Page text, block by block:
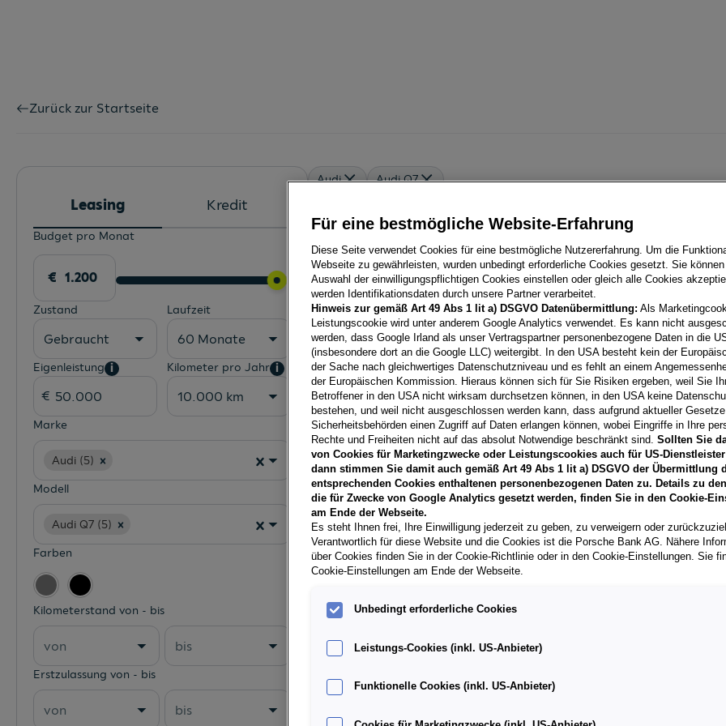
Zurück zur Startseite
Leasing Kredit
Budget pro Monat
Zustand
Gebraucht
Laufzeit
60 Monate
Eigenleistung i Kilometer pro Jahr i
10.000 km
Marke
Audi (5)
Modell
Audi Q7 (5)
Farben
Kilometerstand von - bis
von bis
Erstzulassung von - bis
von bis
Audi Audi Q7
5 aktuelle Leasing Angebote:
Q7 55 TFSI e quattro
2500 Baden ,
Erstzulassung
11/2025
Leistung
340 PS (251
Kilometerstand
16.830 km
Kraftstoffart
Hybridantrieb
(Plug-in-
Fahrzeug & Finanzierung
Q7 50 TDI quattro
6441 Umhausen, Tirol
Erstzulassung
06/2024
Q7 55 TFSI e quattro
Für eine bestmögliche Website-Erfahrung
Diese Seite verwendet Cookies für eine bestmögliche Nutzererfahrung. Um die
Webseite zu gewährleisten, wurden unbedingt erforderliche Cookies gesetzt. Sie
Auswahl der einwilligungspflichtigen Cookies einstellen oder gleich alle Cookies
werden Identifikationsdaten durch unsere Partner verarbeitet.
Hinweis zur gemäß Art 49 Abs 1 lit a) DSGVO Datenübermittlung: Als
Leistungscookie wird unter anderem Google Analytics verwendet. Es kann nicht
werden, dass Google Irland als unser Vertragspartner personenbezogene Daten in die
(insbesondere dort an die Google LLC) weitergibt. In den USA besteht kein der
der Sache nach gleichwertiges Datenschutzniveau und es fehlt an einem
der Europäischen Kommission. Hieraus können sich für Sie Risiken ergeben, weil Sie
Betroffener in den USA nicht wirksam durchsetzen können, in den USA keine
bestehen, und weil nicht ausgeschlossen werden kann, dass aufgrund aktueller
Sicherheitsbehörden einen Zugriff auf Daten erlangen können, wobei Eingriffe in Ihre
Rechte und Freiheiten nicht auf das absolut Notwendige beschränkt sind. Sollten Sie
von Cookies für Marketingzwecke oder Leistungscookies auch für US-
dann stimmen Sie damit auch gemäß Art 49 Abs 1 lit a) DSGVO der Übermittlung
entsprechenden Cookies enthaltenen personenbezogenen Daten zu. Details zu
die für Zwecke von Google Analytics gesetzt werden, finden Sie in den Cookie-
am Ende der Webseite.
Es steht Ihnen frei, Ihre Einwilligung jederzeit zu geben, zu verweigern oder
Verantwortlich für diese Website und die Cookies ist die Porsche Bank AG. Nähere
über Cookies finden Sie in der Cookie-Richtlinie oder in den Cookie-Einstellungen. Sie
Cookie-Einstellungen am Ende der Webseite.
Unbedingt erforderliche Cookies
Leistungs-Cookies (inkl. US-Anbieter)
Funktionelle Cookies (inkl. US-Anbieter)